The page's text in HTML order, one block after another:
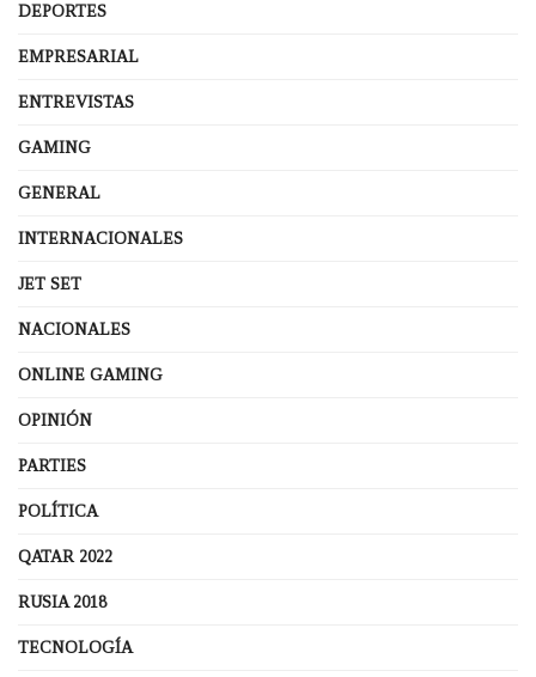
DEPORTES
EMPRESARIAL
ENTREVISTAS
GAMING
GENERAL
INTERNACIONALES
JET SET
NACIONALES
ONLINE GAMING
OPINIÓN
PARTIES
POLÍTICA
QATAR 2022
RUSIA 2018
TECNOLOGÍA